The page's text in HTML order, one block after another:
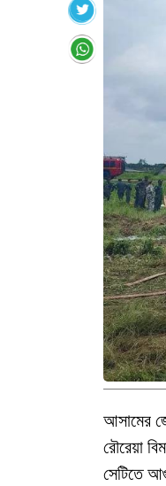
আসামের
রৌরেয়া
সেটিতে